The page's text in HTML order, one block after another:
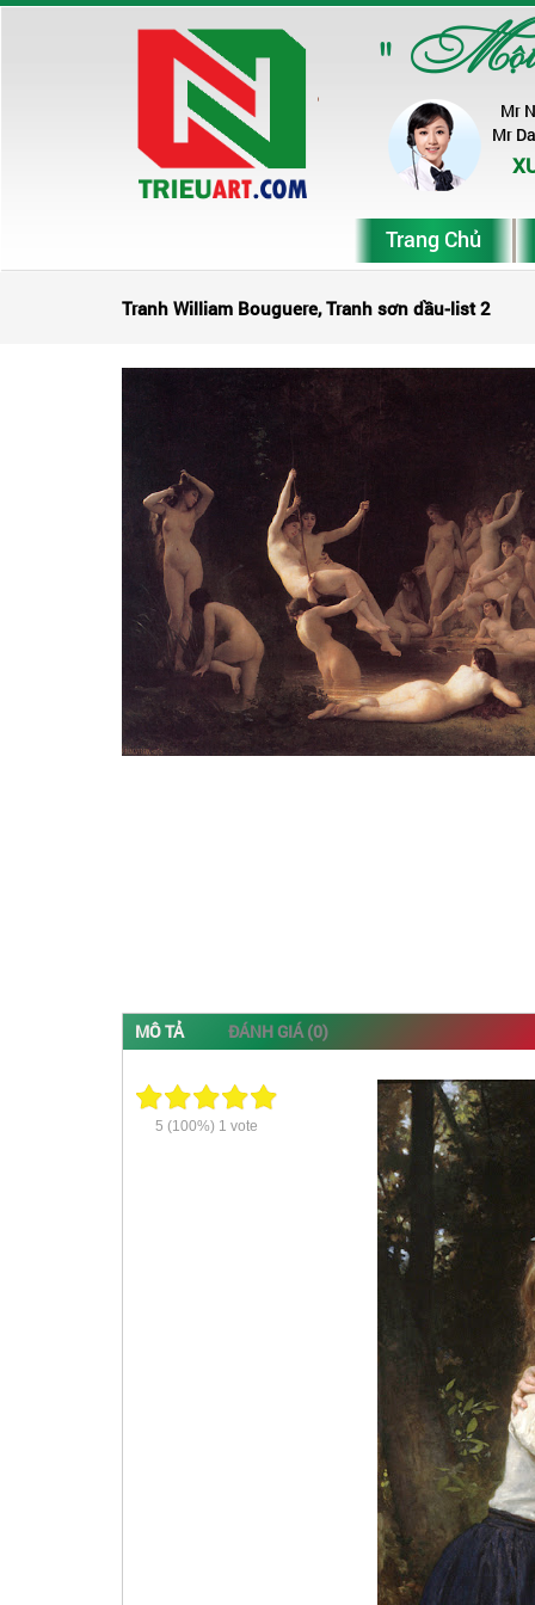
" Một
Mr
Mr
Trang Chủ
Tranh William Bouguere, Tranh sơn dầu-list 2
MÔ TẢ ĐÁNH GIÁ (0)
5 (100%) 1 vote